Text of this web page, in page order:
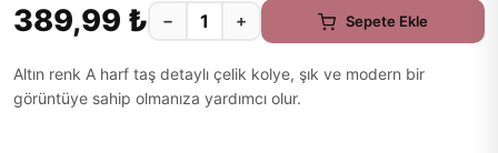
389,99 ₺ − + Sepete Ekle
Altın renk A harf taş detaylı çelik kolye, şık ve modern bir
görüntüye sahip olmanıza yardımcı olur.